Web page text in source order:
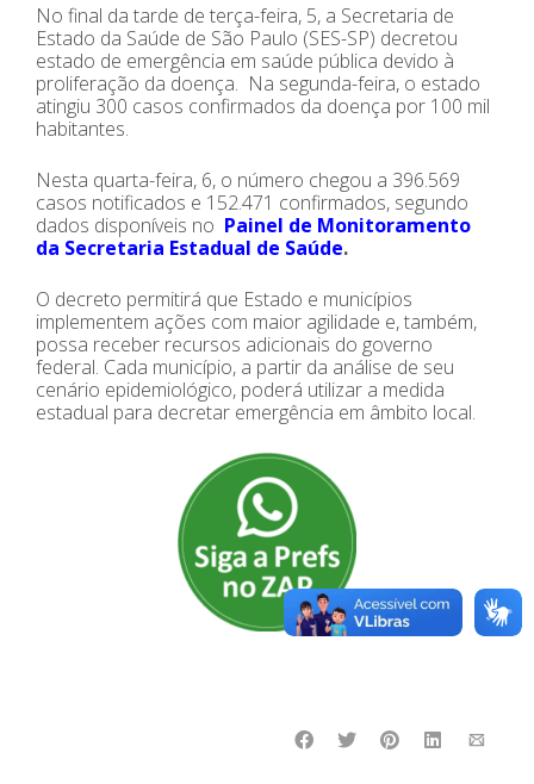
No final da tarde de terça-feira, 5, a Secretaria de
Estado da Saúde de São Paulo (SES-SP) decretou
estado de emergência em saúde pública devido à
proliferação da doença. Na segunda-feira, o estado
atingiu 300 casos confirmados da doença por 100 mil
habitantes.
Nesta quarta-feira, 6, o número chegou a 396.569
casos notificados e 152.471 confirmados, segundo
dados disponíveis no Painel de Monitoramento
da Secretaria Estadual de Saúde.
O decreto permitirá que Estado e municípios
implementem ações com maior agilidade e, também,
possa receber recursos adicionais do governo
federal. Cada município, a partir da análise de seu
cenário epidemiológico, poderá utilizar a medida
estadual para decretar emergência em âmbito local.